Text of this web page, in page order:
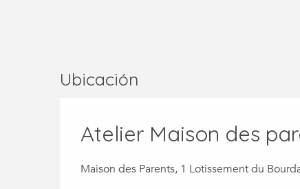
Ubicación
Atelier Maison des
Maison des Parents, 1 Lotissement du